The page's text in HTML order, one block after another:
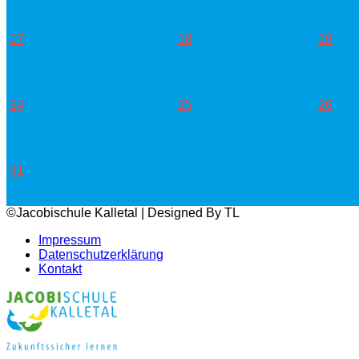
17 18 19
24 25 26
31
©Jacobischule Kalletal | Designed By TL
Impressum
Datenschutzerklärung
Kontakt